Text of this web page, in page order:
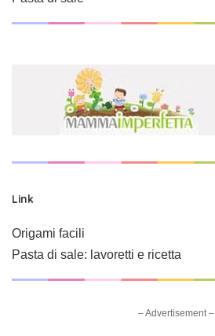
Link
Origami facili
Pasta di sale: lavoretti e ricetta
– Advertisement –